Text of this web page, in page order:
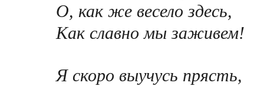
О, как же весело здесь,
Как славно мы заживем!
Я скоро выучусь прясть,